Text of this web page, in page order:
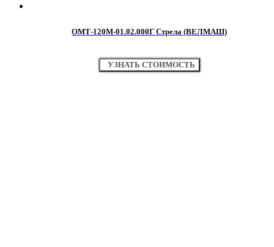
ОМТ-120М-01.02.000Г Стрела (ВЕЛМАШ)
УЗНАТЬ СТОИМОСТЬ